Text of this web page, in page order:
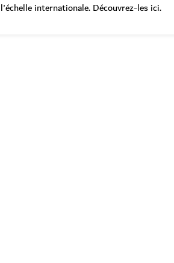
l'échelle internationale. Découvrez-les ici.